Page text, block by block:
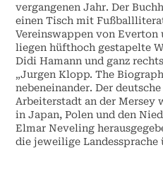
vergangenen Jahr. Der
einen Tisch mit
Vereinswappen von Everton
liegen hüfthoch gestapelte
Didi Hamann und ganz
„Jurgen Klopp. The
nebeneinander. Der
Arbeiterstadt an der Mersey
in Japan, Polen und den
Elmar Neveling
die jeweilige Landessprache